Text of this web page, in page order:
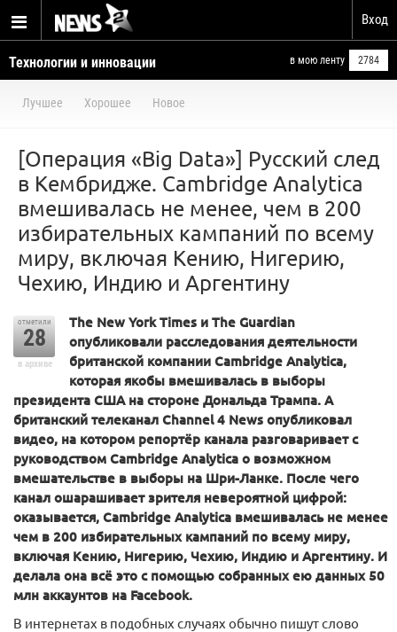
Вход
Технологии и инновации в мою ленту 2784
Лучшее Хорошее Новое
[Операция «Big Data»] Русский след
в Кембридже. Cambridge Analytica
вмешивалась не менее, чем в 200
избирательных кампаний по всему
миру, включая Кению, Нигерию,
Чехию, Индию и Аргентину
отметили
28
в архиве
The New York Times и The Guardian
опубликовали расследования деятельности
британской компании Cambridge Analytica,
которая якобы вмешивалась в выборы
президента США на стороне Дональда Трампа. А
британский телеканал Channel 4 News опубликовал
видео, на котором репортёр канала разговаривает с
руководством Cambridge Analytica о возможном
вмешательстве в выборы на Шри-Ланке. После чего
канал ошарашивает зрителя невероятной цифрой:
оказывается, Cambridge Analytica вмешивалась не менее
чем в 200 избирательных кампаний по всему миру,
включая Кению, Нигерию, Чехию, Индию и Аргентину. И
делала она всё это с помощью собранных ею данных 50
млн аккаунтов на Facebook.
В интернетах в подобных случаях обычно пишут слово